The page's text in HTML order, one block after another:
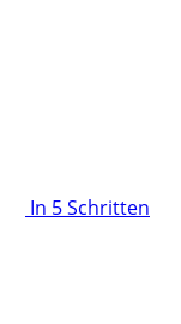
In 5 Schritten